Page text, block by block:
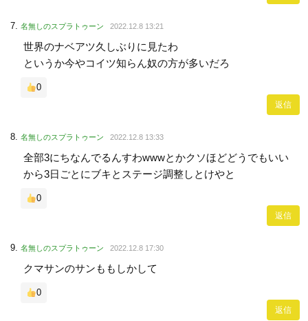
名無しのスプラトゥーン 2022.12.8 13:21
世界のナベアツ久しぶりに見たわ
というか今やコイツ知らん奴の方が多いだろ
0
返信
名無しのスプラトゥーン 2022.12.8 13:33
全部3にちなんでるんすわwwwとかクソほどどうでもいい
から3日ごとにブキとステージ調整しとけやと
0
返信
名無しのスプラトゥーン 2022.12.8 17:30
クマサンのサンももしかして
0
返信